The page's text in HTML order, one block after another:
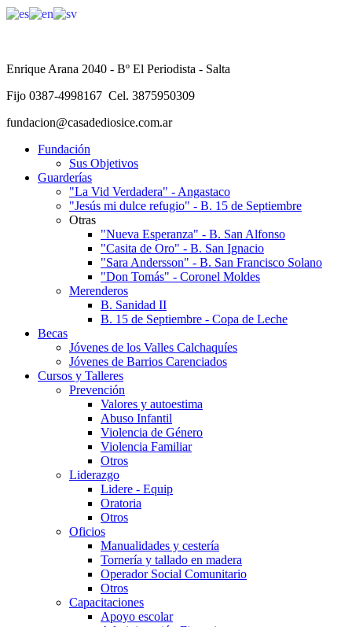
Enrique Arana 2040 - Bº El Periodista - Salta
Fijo 0387-4998167 Cel. 3875950309
fundacion@casadediosice.com.ar
Fundación
Sus Objetivos
Guarderías
"La Vid Verdadera" - Angastaco
"Jesús mi dulce refugio" - B. 15 de Septiembre
Otras
"Nueva Esperanza" - B. San Alfonso
"Casita de Oro" - B. San Ignacio
"Sara Andersson" - B. San Francisco Solano
"Don Tomás" - Coronel Moldes
Merenderos
B. Sanidad II
B. 15 de Septiembre - Copa de Leche
Becas
Jóvenes de los Valles Calchaquíes
Jóvenes de Barrios Carenciados
Cursos y Talleres
Prevención
Valores y autoestima
Abuso Infantil
Violencia de Género
Violencia Familiar
Otros
Liderazgo
Lidere - Equip
Oratoria
Otros
Oficios
Manualidades y cestería
Tornería y tallado en madera
Operador Social Comunitario
Otros
Capacitaciones
Apoyo escolar